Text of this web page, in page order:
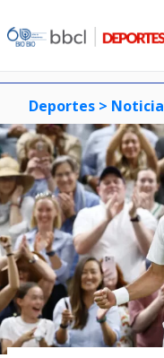
Deportes > Noticia